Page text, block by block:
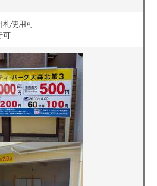
札使用可
可